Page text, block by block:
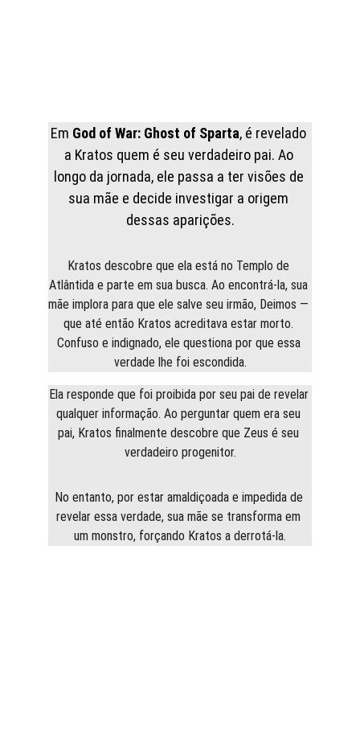
Em God of War: Ghost of Sparta, é revelado
a Kratos quem é seu verdadeiro pai. Ao
longo da jornada, ele passa a ter visões de
sua mãe e decide investigar a origem
dessas aparições.
Kratos descobre que ela está no Templo de
Atlântida e parte em sua busca. Ao encontrá-la, sua
mãe implora para que ele salve seu irmão, Deimos —
que até então Kratos acreditava estar morto.
Confuso e indignado, ele questiona por que essa
verdade lhe foi escondida.
Ela responde que foi proibida por seu pai de revelar
qualquer informação. Ao perguntar quem era seu
pai, Kratos finalmente descobre que Zeus é seu
verdadeiro progenitor.
No entanto, por estar amaldiçoada e impedida de
revelar essa verdade, sua mãe se transforma em
um monstro, forçando Kratos a derrotá-la.